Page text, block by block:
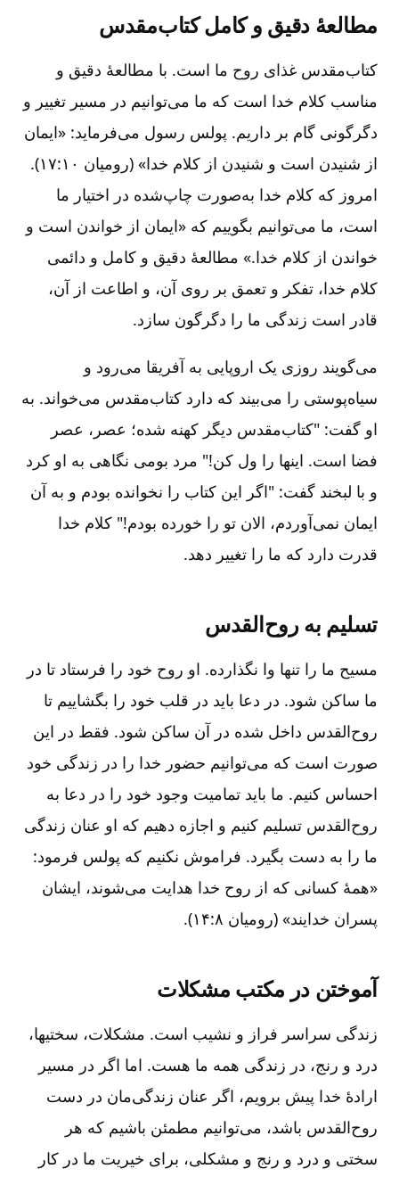
مطالعۀ دقیق و کامل کتاب‌مقدس‌
کتاب‌مقدس غذای روح ما است‌. با مطالعۀ دقیق و
مناسب کلام خدا است که ما می‌توانیم در مسیر تغییر و
دگرگونی گام بر داریم‌. پولس رسول می‌فرماید:‌ «ایمان
از شنیدن است و شنیدن از کلام خدا» (رومیان ۱۰:‏۱۷).
امروز که کلام خدا به‌صورت چاپ‌شده در اختیار ما
است‌، ما می‌توانیم بگوییم که «ایمان از خواندن است و
خواندن از کلام خدا.» مطالعۀ دقیق و کامل و دائمی
کلام خدا، تفکر و تعمق بر روی آن‌، و اطاعت از آن‌،
قادر است زندگی ما را دگرگون سازد.
می‌گویند روزی یک اروپایی به آفریقا می‌رود و
سیاه‌پوستی را می‌بیند که دارد کتاب‌مقدس می‌خواند. به
او گفت‌:‌ "کتاب‌مقدس دیگر کهنه شده‌؛ عصر، عصر
فضا است‌. اینها را ول کن‌!" مرد بومی نگاهی به او کرد
و با لبخند گفت‌:‌ "اگر این کتاب را نخوانده بودم و به آن
ایمان نمی‌آوردم‌، الان تو را خورده بودم‌!" کلام خدا
قدرت دارد که ما را تغییر دهد.
تسلیم به روح‌القدس‌
مسیح ما را تنها وا نگذارده‌. او روح خود را فرستاد تا در
ما ساکن شود. در دعا باید در قلب خود را بگشاییم تا
روح‌القدس داخل شده در آن ساکن شود. فقط در این
صورت است که می‌توانیم حضور خدا را در زندگی خود
احساس کنیم‌. ما باید تمامیت وجود خود را در دعا به
روح‌القدس تسلیم کنیم و اجازه دهیم که او عنان زندگی
ما را به دست بگیرد. فراموش نکنیم که پولس فرمود:‌
«همۀ کسانی که از روح خدا هدایت می‌شوند، ایشان
پسران خدایند» (رومیان ۸:‏۱۴).
آموختن در مکتب مشکلات‌
زندگی سراسر فراز و نشیب است‌. مشکلات‌، سختیها،
درد و رنج‌، در زندگی همه ما هست‌. اما اگر در مسیر
ارادۀ خدا پیش برویم‌، اگر عنان زندگی‌مان در دست
روح‌القدس باشد، می‌توانیم مطمئن باشیم که هر
سختی و درد و رنج و مشکلی‌، برای خیریت ما در کار